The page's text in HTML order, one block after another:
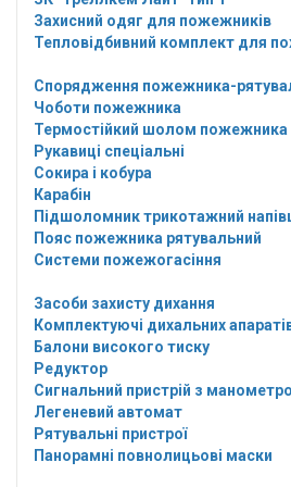
Захисний одяг для пожежників
Тепловідбивний комплект для
Спорядження пожежника-
Чоботи пожежника
Термостійкий шолом пожежника
Рукавиці спеціальні
Сокира і кобура
Карабін
Підшоломник трикотажний
Пояс пожежника рятувальний
Системи пожежогасіння
Засоби захисту дихання
Комплектуючі дихальних
Балони високого тиску
Редуктор
Сигнальний пристрій з
Легеневий автомат
Рятувальні пристрої
Панорамні повнолицьові маски